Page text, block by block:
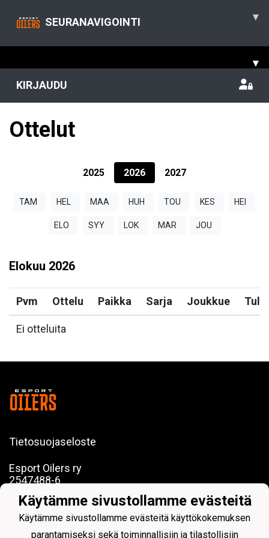
SEURANAVIGOINTI ▾
▾
KIRJAUDU
Ottelut
2025 2026 2027
TAM HEL MAA HUH TOU KES HEI
ELO SYY LOK MAR JOU
Elokuu 2026
Pvm Ottelu Paikka Sarja Joukkue
Ei otteluita
Tietosuojaseloste
Esport Oilers ry
2547488-6
Koivu-Mankkaan tie 5, 02200 Espoo
Käytämme sivustollamme evästeitä
Käytämme sivustollamme evästeitä käyttökokemuksen
parantamiseksi sekä toiminnallisiin ja tilastollisiin